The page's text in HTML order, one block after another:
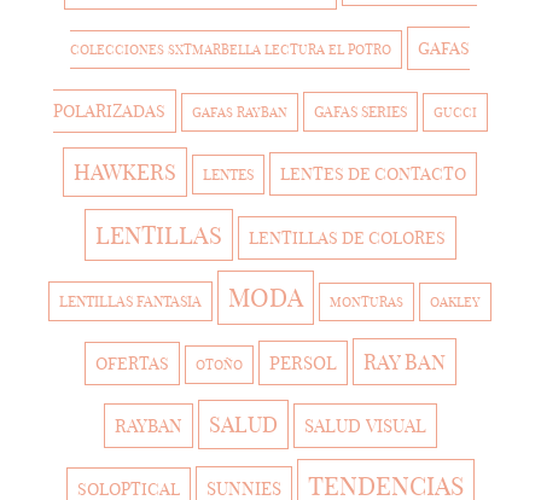
COLECCIONES SXTMARBELLA LECTURA EL POTRO GAFAS
POLARIZADAS GAFAS RAYBAN GAFAS SERIES GUCCI
HAWKERS LENTES LENTES DE CONTACTO
LENTILLAS LENTILLAS DE COLORES
LENTILLAS FANTASIA MODA MONTURAS OAKLEY
OFERTAS OTOÑO PERSOL RAY BAN
RAYBAN SALUD SALUD VISUAL
SOLOPTICAL SUNNIES TENDENCIAS